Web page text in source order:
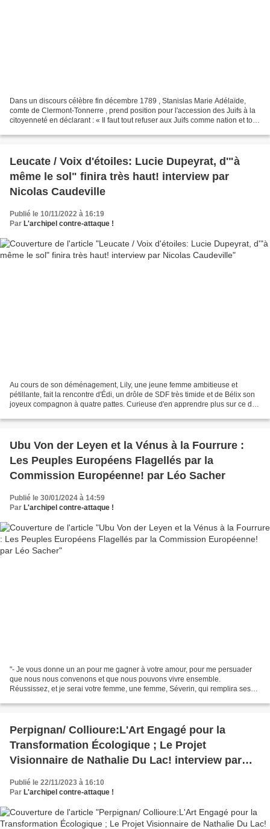
Dans un discours célèbre fin décembre 1789 , Stanislas Marie Adélaïde,
comte de Clermont-Tonnerre , prend position pour l'accession des Juifs à la
citoyenneté en déclarant : « Il faut tout refuser aux Juifs comme nation et tout
Leucate / Voix d'étoiles: Lucie Dupeyrat, d'"à
même le sol" finira très haut! interview par
Nicolas Caudeville
Publié le 10/11/2022 à 16:19
Par L'archipel contre-attaque !
Au cours de son déménagement, Lily, une jeune femme ambitieuse et
pétillante, fait la rencontre d'Édi, un drôle de SDF très timide et de Bélix son
joyeux compagnon à quatre pattes. Curieuse d'en apprendre plus sur ce duo
Ubu Von der Leyen et la Vénus à la Fourrure :
Les Peuples Européens Flagellés par la
Commission Européenne! par Léo Sacher
Publié le 30/01/2024 à 14:59
Par L'archipel contre-attaque !
"- Je vous donne un an pour me gagner à votre amour, pour me persuader
que nous nous convenons et que nous pouvons vivre ensemble.
Réussissez, et je serai votre femme, une femme, Séverin, qui remplira ses
Perpignan/ Collioure:L'Art Engagé pour la
Transformation Écologique ; Le Projet
Visionnaire de Nathalie Du Lac! interview par
Publié le 22/11/2023 à 16:10
Par L'archipel contre-attaque !